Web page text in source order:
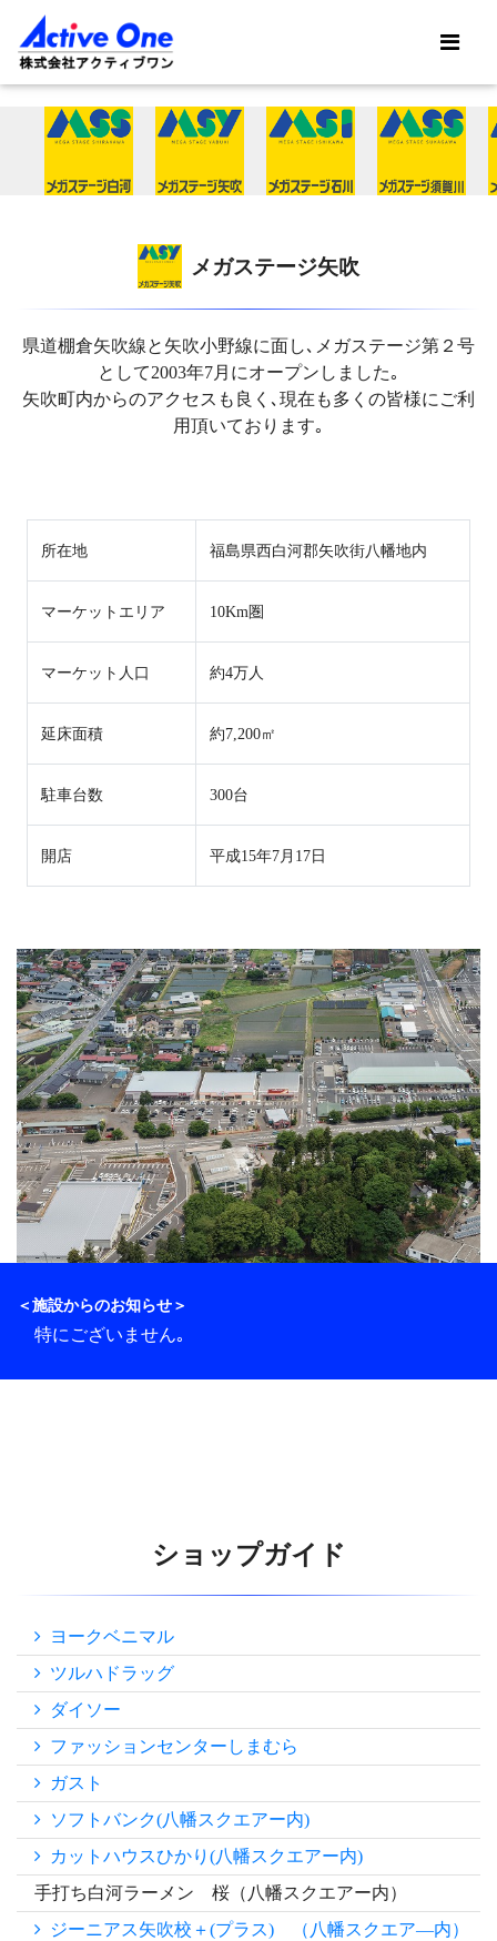
メガステージ矢吹
県道棚倉矢吹線と矢吹小野線に面し､メガステージ第２号
として2003年7月にオープンしました｡
矢吹町内からのアクセスも良く､現在も多くの皆様にご利
用頂いております｡
所在地 福島県西白河郡矢吹街八幡地内
マーケットエリア 10Km圏
マーケット人口 約4万人
延床面積 約7,200㎡
駐車台数 300台
開店 平成15年7月17日
＜施設からのお知らせ＞
特にございません｡
ショップガイド
ヨークベニマル
ツルハドラッグ
ダイソー
ファッションセンターしまむら
ガスト
ソフトバンク(八幡スクエアー内)
カットハウスひかり(八幡スクエアー内)
手打ち白河ラーメン 桜（八幡スクエアー内）
ジーニアス矢吹校＋(プラス) （八幡スクエア―内）